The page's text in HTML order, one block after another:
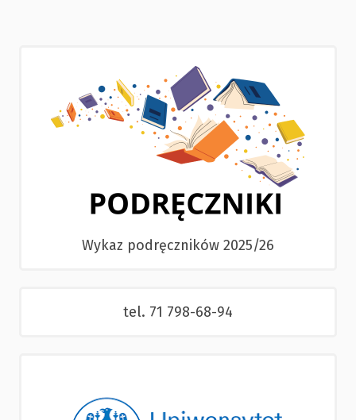
Wykaz podręczników 2025/26
tel. 71 798-68-94